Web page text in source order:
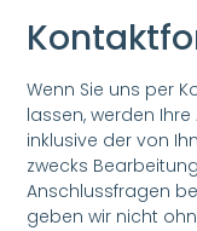
Wenn Sie uns per
lassen, werden
inklusive der von
zwecks
Anschlussfragen
geben wir nicht